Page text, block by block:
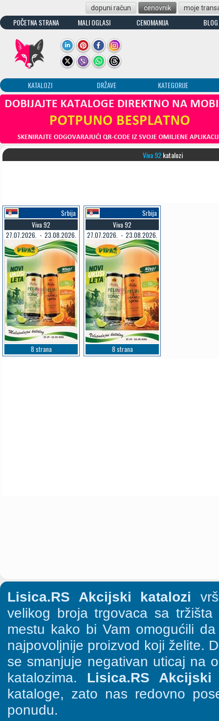
dopuni račun cenovnik moje
POČETNA STRANA MALI OGLASI CENOMANIJA BLOG
KATALOZI DRŽAVE KATEGORIJE
Viva 92katalozi
Srbija
Viva 92
27.07.2026. - 23.08.2026.
8 strana
Srbija
Viva 92
27.07.2026. - 23.08.2026.
8 strana
Lisica.RS Akcijski katalozi
velikog broja trgovaca sa
mestu kako bi Vam omogućili
najpovoljnije proizvod koji želite.
se smanjuje negativan uticaj na
katalozima. Lisica.RS Akcijski
kataloge, zato nas redovno
ponudu.